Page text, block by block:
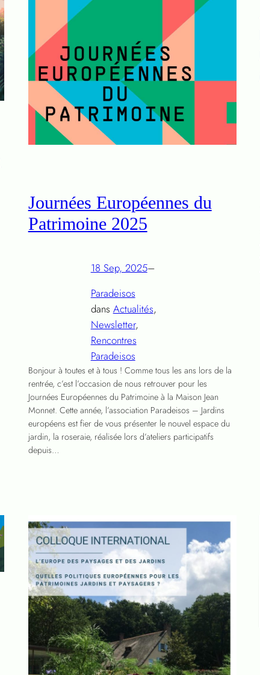
Journées Européennes du
Patrimoine 2025
18 Sep, 2025–
Paradeisos
dans Actualités
Newsletter
Rencontres
Paradeisos
Bonjour à toutes et à tous ! Comme tous les ans lors de la
rentrée, c’est l’occasion de nous retrouver pour les
Journées Européennes du Patrimoine à la Maison Jean
Monnet. Cette année, l’association Paradeisos – Jardins
européens est fier de vous présenter le nouvel espace du
jardin, la roseraie, réalisée lors d’ateliers participatifs
depuis…